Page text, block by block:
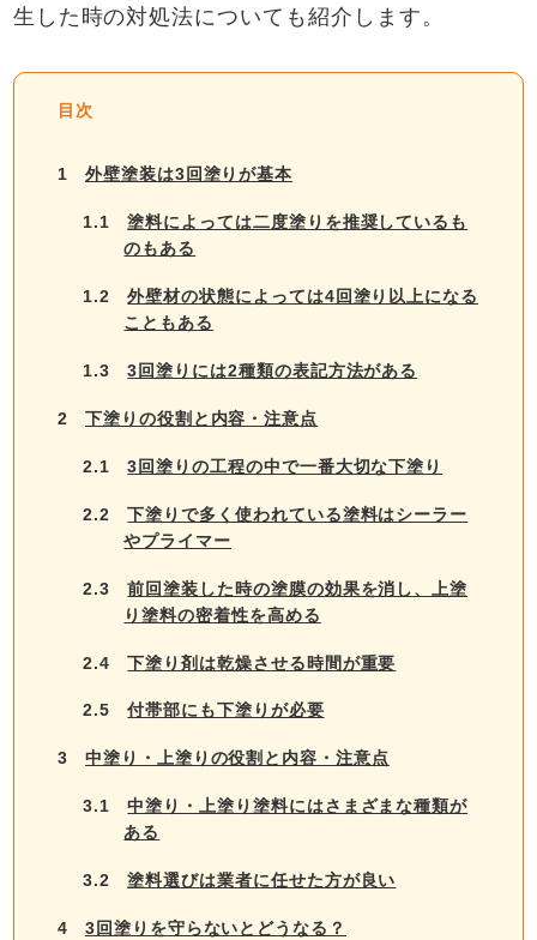
生した時の対処法についても紹介します。
目次
1 外壁塗装は3回塗りが基本
1.1
塗料によっては二度塗りを推奨しているも
のもある
1.2
外壁材の状態によっては4回塗り以上になる
こともある
1.3 3回塗りには2種類の表記方法がある
2 下塗りの役割と内容・注意点
2.1 3回塗りの工程の中で一番大切な下塗り
2.2
下塗りで多く使われている塗料はシーラー
やプライマー
2.3
前回塗装した時の塗膜の効果を消し、上塗
り塗料の密着性を高める
2.4 下塗り剤は乾燥させる時間が重要
2.5 付帯部にも下塗りが必要
3 中塗り・上塗りの役割と内容・注意点
3.1
中塗り・上塗り塗料にはさまざまな種類が
ある
3.2 塗料選びは業者に任せた方が良い
4 3回塗りを守らないとどうなる？